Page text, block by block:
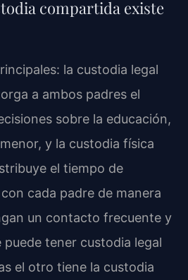
compartida existe
la custodia legal
a ambos padres el
sobre la educación,
y la custodia física
el tiempo de
cada padre de manera
un contacto frecuente y
tener custodia legal
el otro tiene la custodia